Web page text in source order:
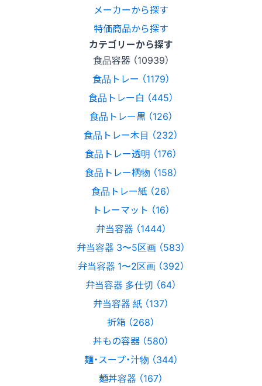
メーカーから探す
特価商品から探す
カテゴリーから探す
食品容器 （10939）
食品トレー （1179）
食品トレー白 （445）
食品トレー黒 （126）
食品トレー木目 （232）
食品トレー透明 （176）
食品トレー柄物 （158）
食品トレー紙 （26）
トレーマット （16）
弁当容器 （1444）
弁当容器 3〜5区画 （583）
弁当容器 1〜2区画 （392）
弁当容器 多仕切 （64）
弁当容器 紙 （137）
折箱 （268）
丼もの容器 （580）
麺・スープ・汁物 （344）
麺丼容器 （167）